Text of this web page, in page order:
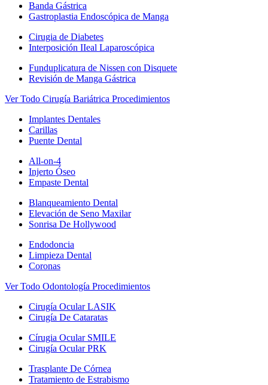
Banda Gástrica
Gastroplastia Endoscópica de Manga
Cirugia de Diabetes
Interposición IIeal Laparoscópica
Funduplicatura de Nissen con Disquete
Revisión de Manga Gástrica
Ver Todo Cirugía Bariátrica Procedimientos
Implantes Dentales
Carillas
Puente Dental
All-on-4
Injerto Óseo
Empaste Dental
Blanqueamiento Dental
Elevación de Seno Maxilar
Sonrisa De Hollywood
Endodoncia
Limpieza Dental
Coronas
Ver Todo Odontología Procedimientos
Cirugía Ocular LASIK
Cirugía De Cataratas
Círugia Ocular SMILE
Cirugía Ocular PRK
Trasplante De Córnea
Tratamiento de Estrabismo